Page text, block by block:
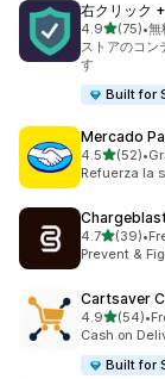
右クリック
4.95つ星中
(75)
合計レビュー
•無
ストアのコン
す
Built for
Mercado
4.55つ星中
(52)
合計レビュー
•
Refuerza la
4.75つ星中
(39)
合計レビュー
•
Prevent &
Cartsaver
4.95つ星中
(54)
合計レビュー
•
Cash on
Built for